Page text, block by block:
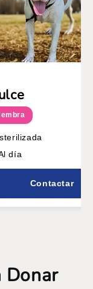
día
Contactar
Donar